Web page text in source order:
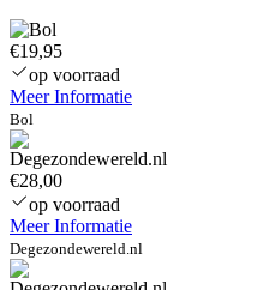
Plasticvrij
€19,95
op voorraad
Meer Informatie
Bol
€28,00
op voorraad
Meer Informatie
Degezondewereld.nl